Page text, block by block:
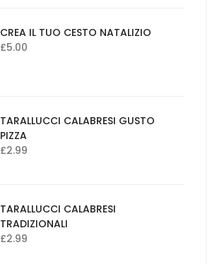
CREA IL TUO CESTO NATALIZIO
£5.00
TARALLUCCI CALABRESI GUSTO
PIZZA
£2.99
TARALLUCCI CALABRESI
TRADIZIONALI
£2.99